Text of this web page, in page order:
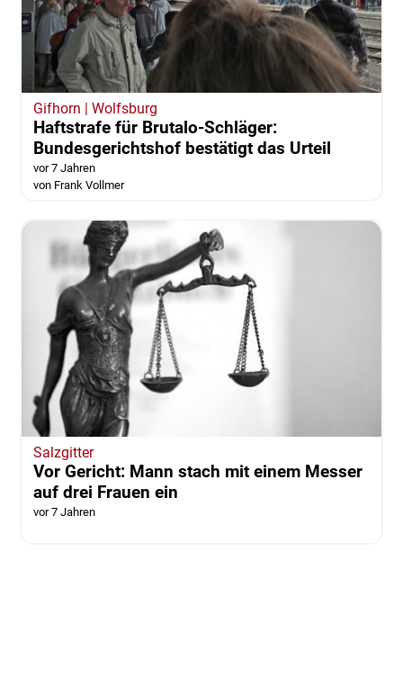
Gifhorn | Wolfsburg
Haftstrafe für Brutalo-Schläger:
Bundesgerichtshof bestätigt das Urteil
vor 7 Jahren
von Frank Vollmer
Salzgitter
Vor Gericht: Mann stach mit einem Messer
auf drei Frauen ein
vor 7 Jahren